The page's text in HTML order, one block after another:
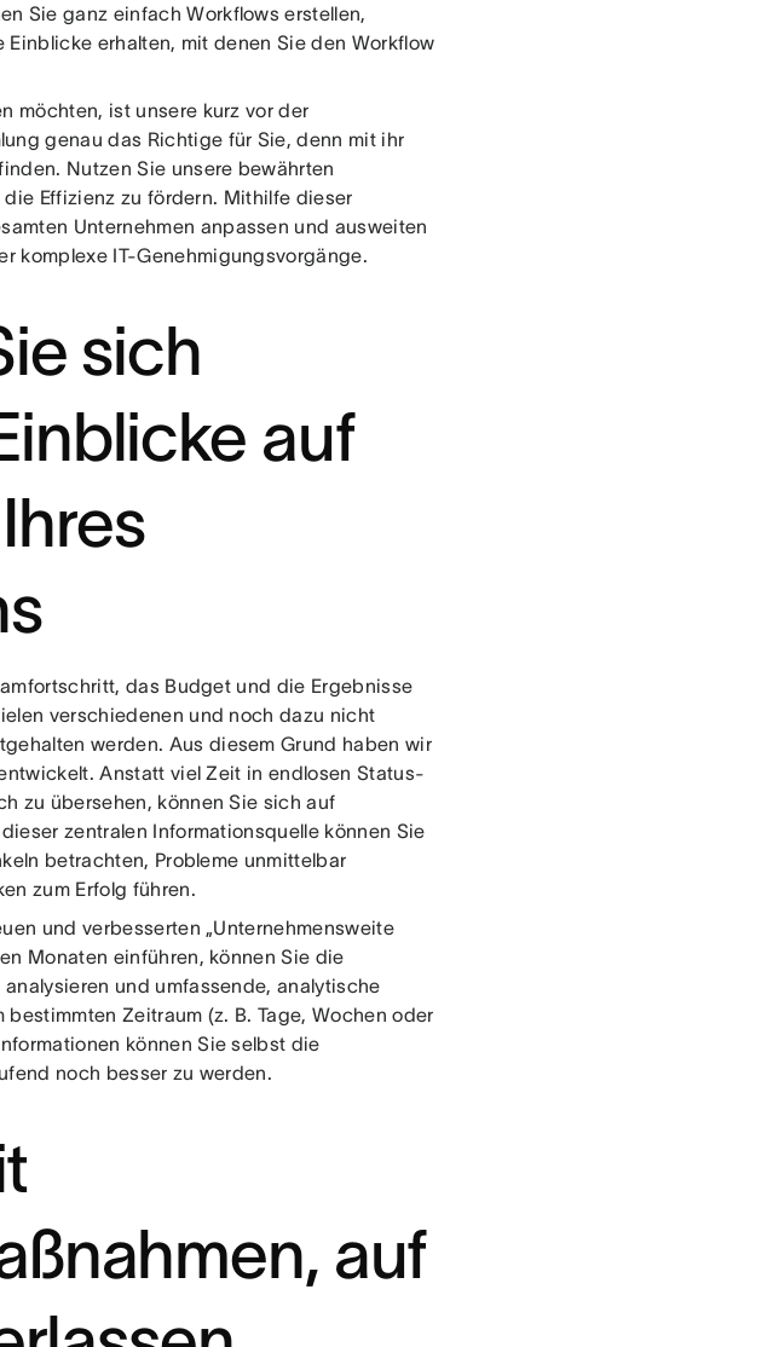
Sie ganz einfach Workflows erstellen,
erhalten, mit denen Sie den Workflow
möchten, ist unsere kurz vor der
genau das Richtige für Sie, denn mit ihr
Nutzen Sie unsere bewährten
Effizienz zu fördern. Mithilfe dieser
Unternehmen anpassen und ausweiten
komplexe IT-Genehmigungsvorgänge.
sich
auf
das Budget und die Ergebnisse
verschiedenen und noch dazu nicht
werden. Aus diesem Grund haben wir
Anstatt viel Zeit in endlosen Status-
zu übersehen, können Sie sich auf
zentralen Informationsquelle können Sie
betrachten, Probleme unmittelbar
zum Erfolg führen.
und verbesserten „Unternehmensweite
Monaten einführen, können Sie die
und umfassende, analytische
Zeitraum (z. B. Tage, Wochen oder
können Sie selbst die
noch besser zu werden.
auf